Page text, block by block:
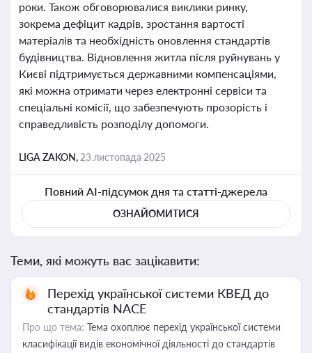
роки. Також обговорювалися виклики ринку,
зокрема дефіцит кадрів, зростання вартості
матеріалів та необхідність оновлення стандартів
будівництва. Відновлення житла після руйнувань у
Києві підтримується державними компенсаціями,
які можна отримати через електронні сервіси та
спеціальні комісії, що забезпечують прозорість і
справедливість розподілу допомоги.
LIGA ZAKON, 23 листопада 2025
Повний AI-підсумок дня та статті-джерела
ОЗНАЙОМИТИСЯ
Теми, які можуть вас зацікавити:
Перехід української системи КВЕД до
стандартів NACE
Про що тема: Тема охоплює перехід української системи
класифікації видів економічної діяльності до стандартів